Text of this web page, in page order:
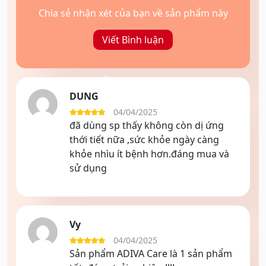
***LƯU Ý : KHÔNG SỬ DỤNG CHO PHỤ NỮ MANG
CẢM, KIÊNG KỴ VỚI BẤT KÌ THÀNH PHẦN NÀO CỦA
“Sản phẩm này không phải là thuốc và không có tác
dụng thay thế thuốc chữa bệnh”.
Chia sẻ nhận xét của bạn về sản phẩm này
Viết Bình luận
DUNG
Được xếp
hạng55 sao
04/04/2025
đã dùng sp thấy không còn dị ứng
thới tiết nữa ,sức khỏe ngày càng
khỏe nhìu ít bệnh hơn.đáng mua và
sử dụng
Vy
Được xếp
hạng5 5 sao
04/04/2025
Sản phẩm ADIVA Care là 1 sản phẩm